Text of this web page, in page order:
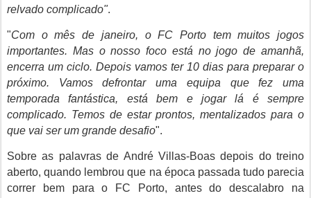
relvado complicado".
"Com o mês de janeiro, o FC Porto tem muitos jogos
importantes. Mas o nosso foco está no jogo de amanhã,
encerra um ciclo. Depois vamos ter 10 dias para preparar o
próximo. Vamos defrontar uma equipa que fez uma
temporada fantástica, está bem e jogar lá é sempre
complicado. Temos de estar prontos, mentalizados para o
que vai ser um grande desafio".
Sobre as palavras de André Villas-Boas depois do treino
aberto, quando lembrou que na época passada tudo parecia
correr bem para o FC Porto, antes do descalabro na